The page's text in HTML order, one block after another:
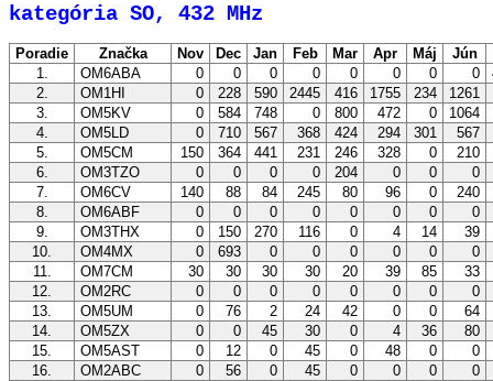
kategória SO, 432 MHz
Poradie Značka Nov Dec Jan Feb Mar Apr Máj Jún
1.
OM6ABA 0 0 0 0 0 0 0 0
2.
OM1HI 0 228 590 2445 416 1755 234
1261
3.
OM5KV 0 584 748 0 800 472 0
1064
4.
OM5LD 0 710 567 368 424 294 301
567
5.
OM5CM 150 364 441 231 246 328 0
210
6.
OM3TZO 0 0 0 0 204 0 0
0
7.
OM6CV 140 88 84 245 80 96 0
240
8.
OM6ABF 0 0 0 0 0 0 0
0
9.
OM3THX 0 150 270 116 0 4 14
39
10.
OM4MX 0 693 0 0 0 0 0
0
11.
OM7CM 30 30 30 30 20 39 85
33
12.
OM2RC 0 0 0 0 0 0 0
0
13.
OM5UM 0 76 2 24 42 0 0
64
14.
OM5ZX 0 0 45 30 0 4 36
80
15.
OM5AST 0 12 0 45 0 48 0
0
16.
OM2ABC 0 56 0 45 0 0 0
0